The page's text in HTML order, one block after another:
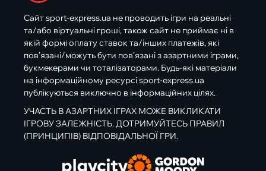
Сайт sport-express.ua не проводить ігри на реальні
та/або віртуальні гроші, також сайт не приймає ні в
якій формі оплату ставок та/інших платежів, які
пов’язані/можуть бути пов’язані з азартними іграми,
букмекерами чи тоталізаторами. Будь-які матеріали
на інформаційному ресурсі sport-express.ua
публікуються виключно в інформаційних цілях.
УЧАСТЬ В АЗАРТНИХ ІГРАХ МОЖЕ ВИКЛИКАТИ
ІГРОВУ ЗАЛЕЖНІСТЬ. ДОТРИМУЙТЕСЬ ПРАВИЛ
(ПРИНЦИПІВ) ВІДПОВІДАЛЬНОЇ ГРИ.